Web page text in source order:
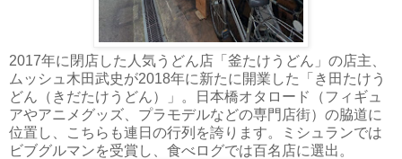
2017年に閉店した人気うどん店「釜たけうどん」の店主、
ムッシュ木田武史が2018年に新たに開業した「き田たけう
どん（きだたけうどん）」。日本橋オタロード（フィギュ
アやアニメグッズ、プラモデルなどの専門店街）の脇道に
位置し、こちらも連日の行列を誇ります。ミシュランでは
ビブグルマンを受賞し、食べログでは百名店に選出。